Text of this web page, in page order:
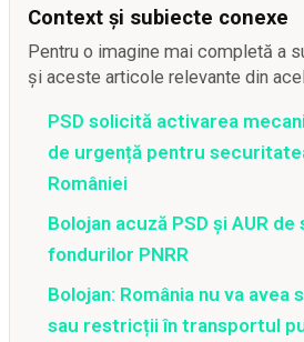
Context și subiecte conexe
Pentru o imagine mai completă a
și aceste articole relevante din
PSD solicită activarea
de urgență pentru
României
Bolojan acuză PSD și AUR
fondurilor PNRR
Bolojan: România nu va avea
sau restricții în transportul